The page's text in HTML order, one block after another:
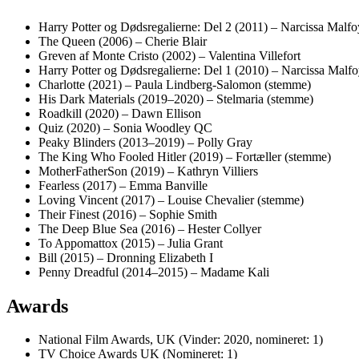
Harry Potter og Dødsregalierne: Del 2 (2011) – Narcissa
The Queen (2006) – Cherie Blair
Greven af Monte Cristo (2002) – Valentina Villefort
Harry Potter og Dødsregalierne: Del 1 (2010) – Narcissa
Charlotte (2021) – Paula Lindberg-Salomon (stemme)
His Dark Materials (2019–2020) – Stelmaria (stemme)
Roadkill (2020) – Dawn Ellison
Quiz (2020) – Sonia Woodley QC
Peaky Blinders (2013–2019) – Polly Gray
The King Who Fooled Hitler (2019) – Fortæller (stemme)
MotherFatherSon (2019) – Kathryn Villiers
Fearless (2017) – Emma Banville
Loving Vincent (2017) – Louise Chevalier (stemme)
Their Finest (2016) – Sophie Smith
The Deep Blue Sea (2016) – Hester Collyer
To Appomattox (2015) – Julia Grant
Bill (2015) – Dronning Elizabeth I
Penny Dreadful (2014–2015) – Madame Kali
Awards
National Film Awards, UK (Vinder: 2020, nomineret: 1)
TV Choice Awards UK (Nomineret: 1)